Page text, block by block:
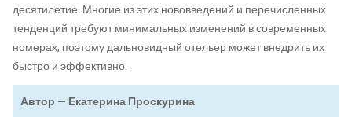
десятилетие. Многие из этих нововведений и перечисленных
тенденций требуют минимальных изменений в современных
номерах, поэтому дальновидный отельер может внедрить их
быстро и эффективно.
Автор — Екатерина Проскурина